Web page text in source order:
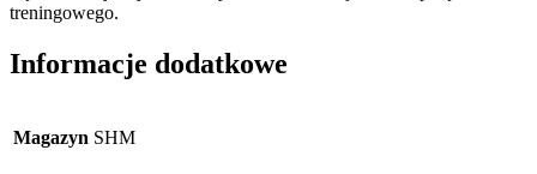
treningowego.
Informacje dodatkowe
Magazyn SHM